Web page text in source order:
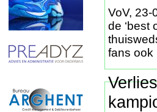
VoV, 23-
de ‘best
fans